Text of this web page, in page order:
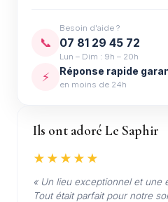
📞
Besoin d'aide ?
07 81 29 45 72
Lun – Dim : 9h – 20h
⚡ Réponse rapide
en moins de 24h
Ils ont adoré Le Saphir
★★★★★
« Un lieu exceptionnel et une
Tout était parfait pour notre